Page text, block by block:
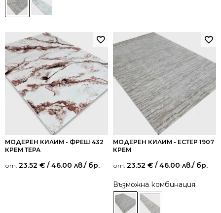
МОДЕРЕН КИЛИМ - ФРЕШ 432
КРЕМ ТЕРА
от: 23.52 € / 46.00 лв./ бр.
МОДЕРЕН КИЛИМ - ЕСТЕР 1907
КРЕМ
от: 23.52 € / 46.00 лв./ бр.
Възможна комбинация